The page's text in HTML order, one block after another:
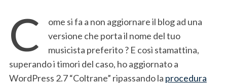
C
ome si fa a non aggiornare il blog ad una
versione che porta il nome del tuo
musicista preferito ? E così stamattina,
superando i timori del caso, ho aggiornato a
WordPress 2.7 “Coltrane” ripassando la procedura